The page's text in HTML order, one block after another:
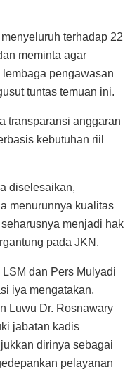
terhadap 22
meminta agar
pengawasan
tuntas temuan ini.
transparansi anggaran
kebutuhan riil
diselesaikan,
menurunnya kualitas
menjadi hak
pada JKN.
dan Pers Mulyadi
iya mengatakan,
Luwu Dr. Rosnawary
jabatan kadis
dirinya sebagai
pelayanan